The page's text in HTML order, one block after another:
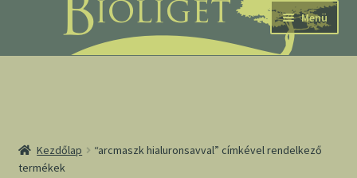
navigációhoz
tartalomba
Menü
Kezdőlap
“arcmaszk hialuronsavval” címkével rendelkező
termékek